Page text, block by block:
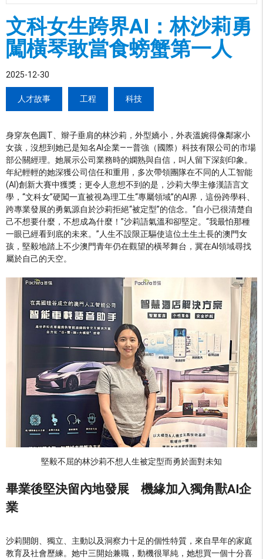
文科女生跨界AI：林沙莉勇
闖橫琴敢當食螃蟹第一人
2025-12-30
人才故事 工程 科技
身穿灰色圓T、辮子垂肩的林沙莉，外型嬌小，外表溫婉得像鄰家小
女孩，沒想到她已是知名AI企業——普強（國際）科技有限公司的市場
部公關經理。她展示公司業務時的嫻熟與自信，叫人留下深刻印象。
年紀輕輕的她深獲公司信任和重用，多次帶領團隊在不同的人工智能
(AI)創新大賽中獲獎；更令人意想不到的是，沙莉大學主修漢語言文
學，“文科女”硬闖一直被視為理工生“專屬領域”的AI界，這份跨學科、
跨專業發展的勇氣源自於沙莉拒絕“被定型”的信念。“自小已很清楚自
己不想要什麼，不想成為什麼！”沙莉語氣溫和卻堅定。“我最怕那種
一眼已經看到底的未來。”人生不設限正驅使這位土生土長的澳門女
孩，堅毅地踏上不少澳門青年仍在觀望的橫琴舞台，冀在AI領域尋找
屬於自己的天空。
堅毅不屈的林沙莉不想人生被定型而勇於面對未知
畢業後堅決留內地發展 機緣加入獨角獸AI企
業
沙莉開朗、獨立、主動以及洞察力十足的個性特質，來自早年的家庭
教育及社會歷練。她中三開始兼職，動機很單純，她想買一個十分喜